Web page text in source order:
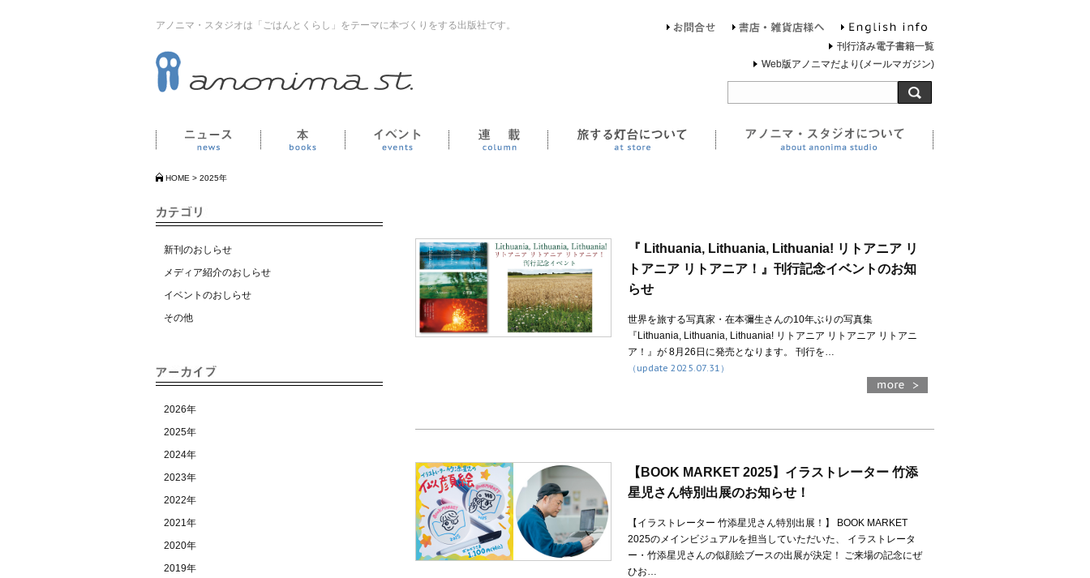
アノニマ・スタジオは「ごはんとくらし」をテーマに本づくりをする出版社です。
ニュース 本 イベント 連載 旅する灯台について
お問合せ 書店・雑貨店様へ
刊行済み電子書籍一覧
Web版アノニマだより(メールマガジン)
HOME > 2025年
新刊のおしらせ
メディア紹介のおしらせ
イベントのおしらせ
その他
2026年
2025年
2024年
2023年
2022年
2021年
2020年
2019年
『 Lithuania, Lithuania, Lithuania! リトアニア リ
トアニア リトアニア！』刊行記念イベントのお知
らせ
世界を旅する写真家・在本彌生さんの10年ぶりの写真集
『Lithuania, Lithuania, Lithuania! リトアニア リトアニア リトアニ
ア！』が 8月26日に発売となります。 刊行を…
（update 2025.07.31）
【BOOK MARKET 2025】イラストレーター 竹添
星児さん特別出展のお知らせ！
【イラストレーター 竹添星児さん特別出展！】 BOOK MARKET
2025のメインビジュアルを担当していただいた、 イラストレータ
ー・竹添星児さんの似顔絵ブースの出展が決定！ ご来場の記念にぜ
ひお…